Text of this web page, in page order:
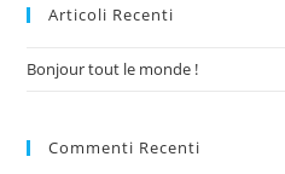
Articoli Recenti
Bonjour tout le monde !
Commenti Recenti